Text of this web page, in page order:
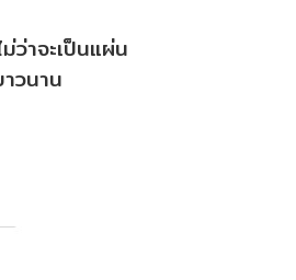
าจะเป็นแผ่น
วนาน